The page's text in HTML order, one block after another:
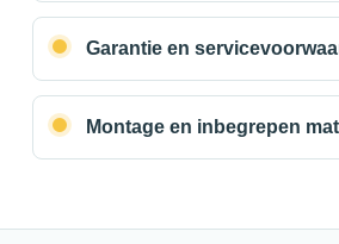
Garantie en
Montage en inbegrepen